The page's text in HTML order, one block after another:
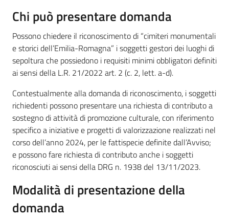
Chi può presentare domanda
Possono chiedere il riconoscimento di “cimiteri monumentali
e storici dell’Emilia-Romagna” i soggetti gestori dei luoghi di
sepoltura che possiedono i requisiti minimi obbligatori definiti
ai sensi della L.R. 21/2022 art. 2 (c. 2, lett. a-d).
Contestualmente alla domanda di riconoscimento, i soggetti
richiedenti possono presentare una richiesta di contributo a
sostegno di attività di promozione culturale, con riferimento
specifico a iniziative e progetti di valorizzazione realizzati nel
corso dell’anno 2024, per le fattispecie definite dall’Avviso;
e possono fare richiesta di contributo anche i soggetti
riconosciuti ai sensi della DRG n. 1938 del 13/11/2023.
Modalità di presentazione della
domanda